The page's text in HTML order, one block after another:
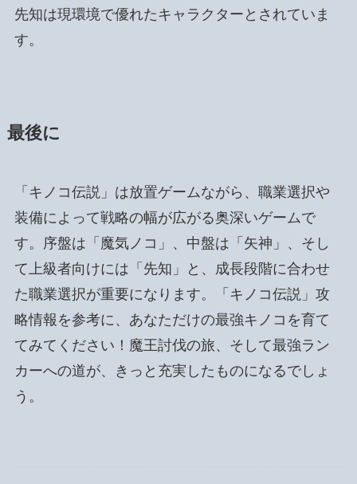
先知は現環境で優れたキャラクターとされていま
す。
最後に
「キノコ伝説」は放置ゲームながら、職業選択や
装備によって戦略の幅が広がる奥深いゲームで
す。序盤は「魔気ノコ」、中盤は「矢神」、そし
て上級者向けには「先知」と、成長段階に合わせ
た職業選択が重要になります。「キノコ伝説」攻
略情報を参考に、あなただけの最強キノコを育て
てみてください！魔王討伐の旅、そして最強ラン
カーへの道が、きっと充実したものになるでしょ
う。